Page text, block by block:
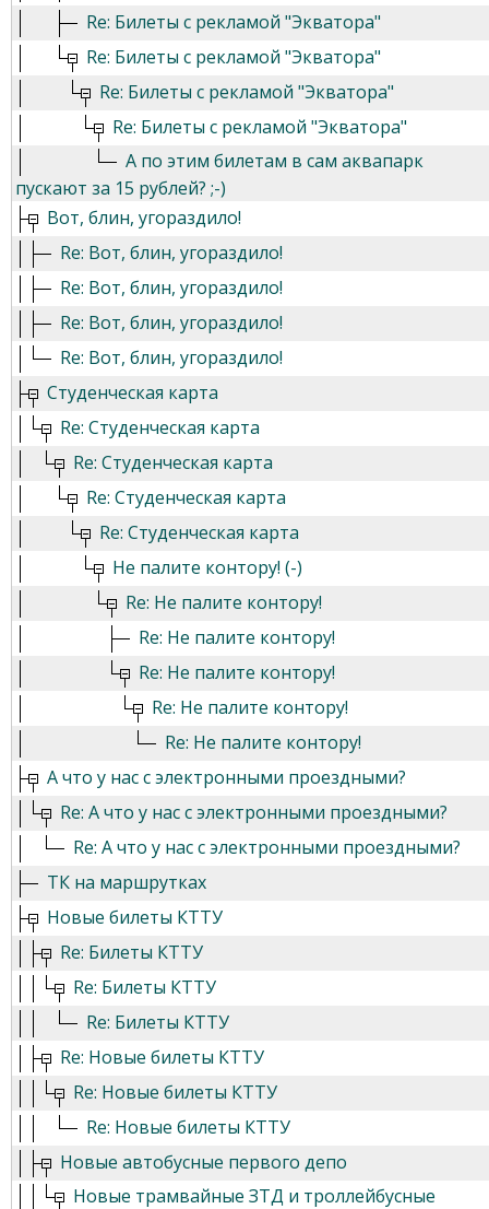
Re: Билеты с рекламой "Экватора"
Re: Билеты с рекламой "Экватора"
Re: Билеты с рекламой "Экватора"
Re: Билеты с рекламой "Экватора"
А по этим билетам в сам аквапарк
пускают за 15 рублей? ;-)
Вот, блин, угораздило!
Re: Вот, блин, угораздило!
Re: Вот, блин, угораздило!
Re: Вот, блин, угораздило!
Re: Вот, блин, угораздило!
Студенческая карта
Re: Студенческая карта
Re: Студенческая карта
Re: Студенческая карта
Re: Студенческая карта
Не палите контору! (-)
Re: Не палите контору!
Re: Не палите контору!
Re: Не палите контору!
Re: Не палите контору!
Re: Не палите контору!
А что у нас с электронными проездными?
Re: А что у нас с электронными проездными?
Re: А что у нас с электронными проездными?
ТК на маршрутках
Новые билеты КТТУ
Re: Билеты КТТУ
Re: Билеты КТТУ
Re: Билеты КТТУ
Re: Новые билеты КТТУ
Re: Новые билеты КТТУ
Re: Новые билеты КТТУ
Новые автобусные первого депо
Новые трамвайные ЗТД и троллейбусные